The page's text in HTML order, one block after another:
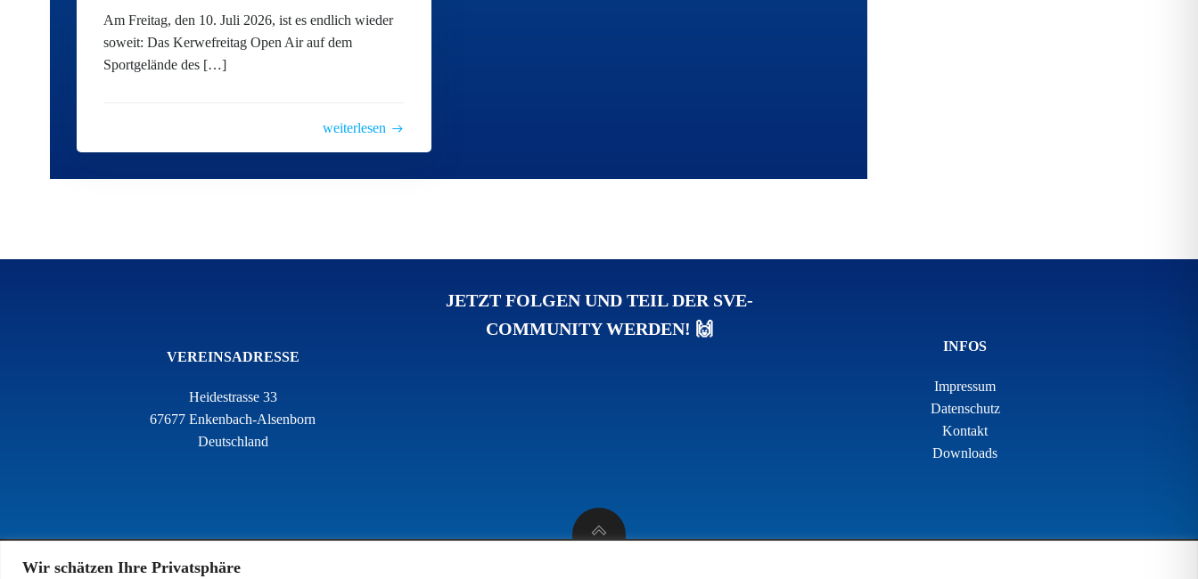
Wir schätzen Ihre Privatsphäre
Am Freitag, den 10. Juli 2026, ist es endlich wieder
soweit: Das Kerwefreitag Open Air auf dem
Sportgelände des […]
weiterlesen
VEREINSADRESSE
Heidestrasse 33
67677 Enkenbach-Alsenborn
Deutschland
JETZT FOLGEN UND TEIL DER SVE-
COMMUNITY WERDEN! 🙌
INFOS
Impressum
Datenschutz
Kontakt
Downloads